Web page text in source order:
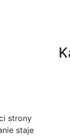
strony
staje